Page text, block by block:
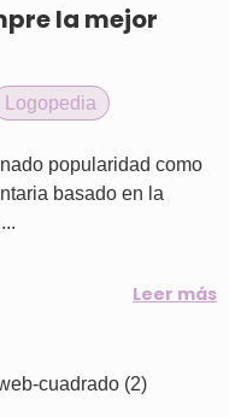
la mejor
Logopedia
popularidad como
basado en la
Leer más